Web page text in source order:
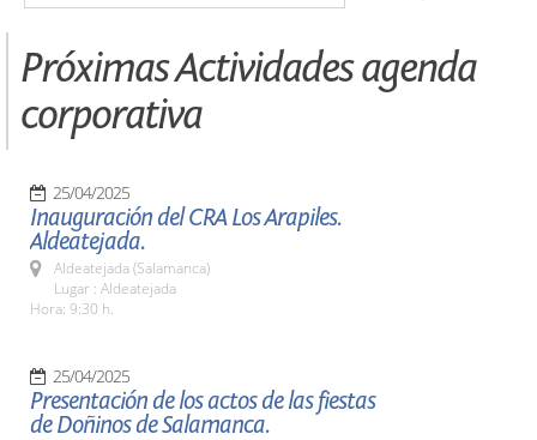
Próximas Actividades agenda
corporativa
25/04/2025
Inauguración del CRA Los Arapiles.
Aldeatejada.
Aldeatejada (Salamanca)
Lugar : Aldeatejada
Hora: 9:30 h.
25/04/2025
Presentación de los actos de las fiestas
de Doñinos de Salamanca.